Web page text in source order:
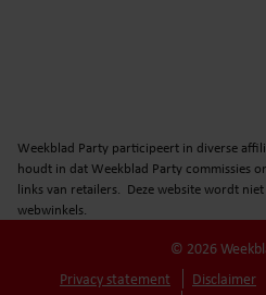
Weekblad Party participeert in diverse
houdt in dat Weekblad Party commissies
links van retailers. Deze website wordt
webwinkels.
© 2026
Privacy statement
Disclaimer